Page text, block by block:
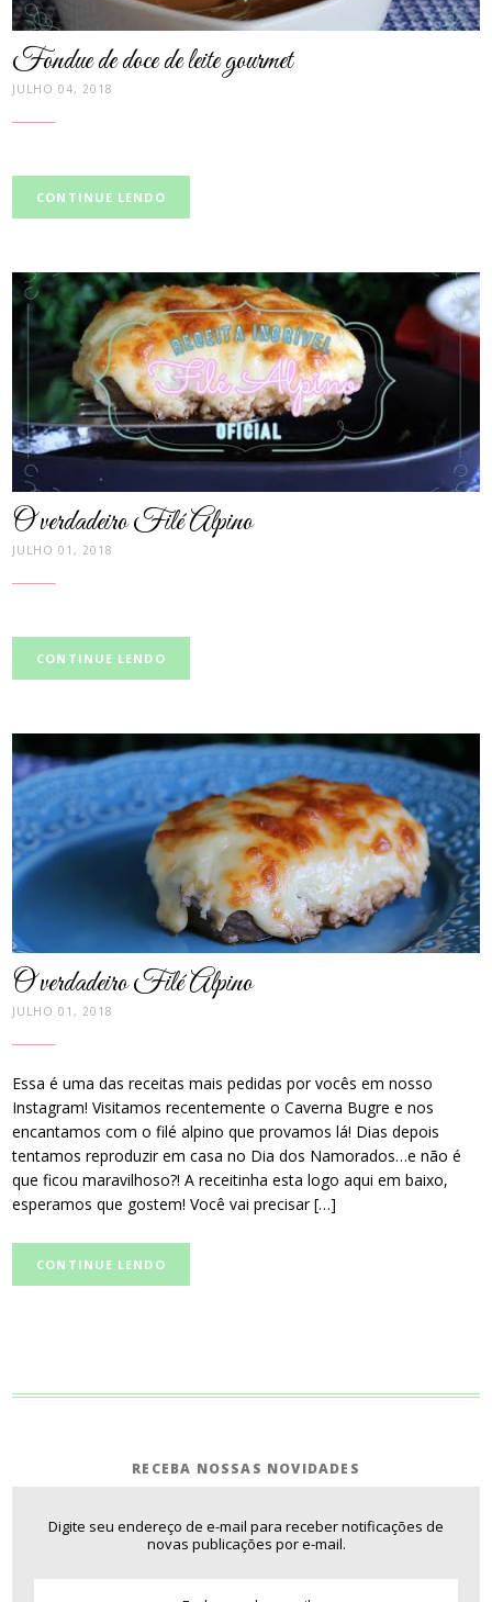
Fondue de doce de leite gourmet
JULHO 04, 2018
CONTINUE LENDO
post
thumbnail
O verdadeiro Filé Alpino
JULHO 01, 2018
CONTINUE LENDO
thumbnail
O verdadeiro Filé Alpino
JULHO 01, 2018
Essa é uma das receitas mais pedidas por vocês em nosso
Instagram! Visitamos recentemente o Caverna Bugre e nos
encantamos com o filé alpino que provamos lá! Dias depois
tentamos reproduzir em casa no Dia dos Namorados…e não é
que ficou maravilhoso?! A receitinha esta logo aqui em baixo,
esperamos que gostem! Você vai precisar […]
CONTINUE LENDO
RECEBA NOSSAS NOVIDADES
Digite seu endereço de e-mail para receber notificações de
novas publicações por e-mail.